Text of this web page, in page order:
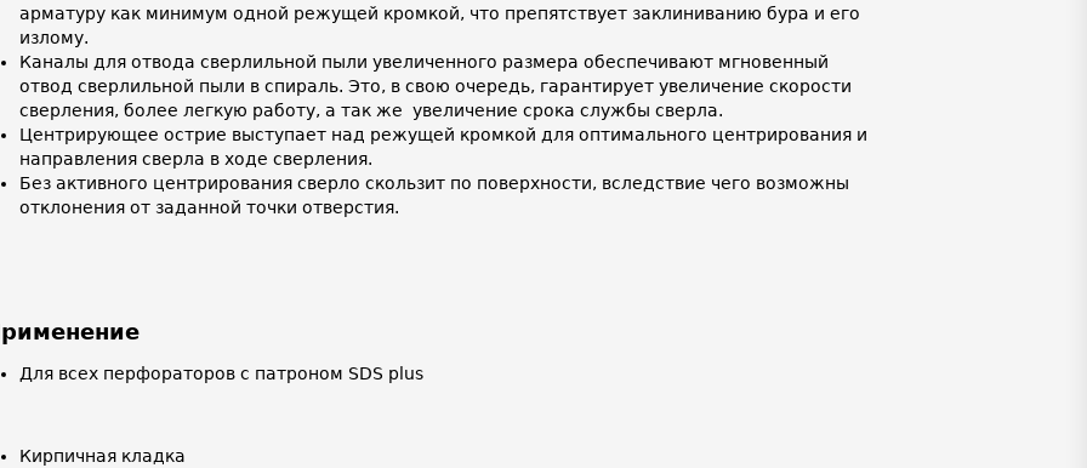
арматуру как минимум одной режущей кромкой, что препятствует заклиниванию бура и его
излому.
Каналы для отвода сверлильной пыли увеличенного размера обеспечивают мгновенный
отвод сверлильной пыли в спираль. Это, в свою очередь, гарантирует увеличение скорости
сверления, более легкую работу, а так же увеличение срока службы сверла.
Центрирующее острие выступает над режущей кромкой для оптимального центрирования и
направления сверла в ходе сверления.
Без активного центрирования сверло скользит по поверхности, вследствие чего возможны
отклонения от заданной точки отверстия.
Для всех перфораторов с патроном SDS plus
Кирпичная кладка